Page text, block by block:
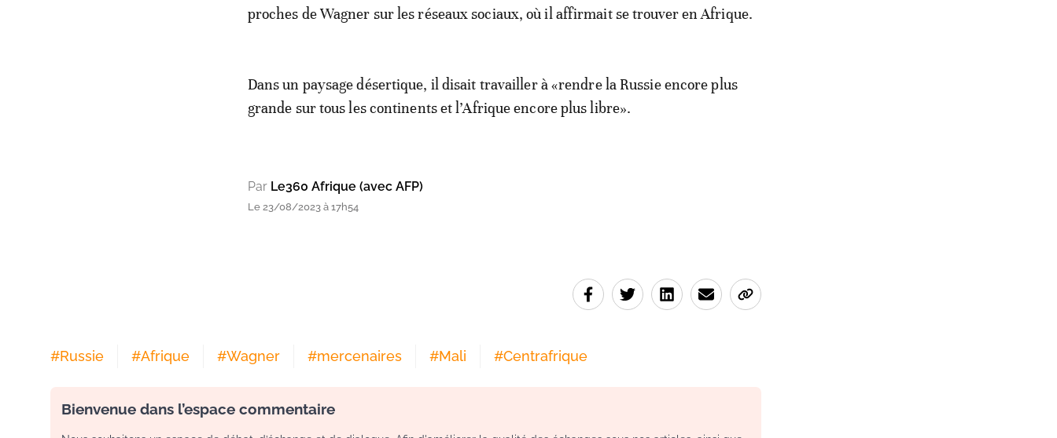
proches de Wagner sur les réseaux sociaux, où il affirmait se trouver en Afrique.
Dans un paysage désertique, il disait travailler à «rendre la Russie encore plus
grande sur tous les continents et l’Afrique encore plus libre».
Par Le360 Afrique (avec AFP)
Le 23/08/2023 à 17h54
#Russie #Afrique #Wagner #mercenaires #Mali #Centrafrique
Bienvenue dans l’espace commentaire